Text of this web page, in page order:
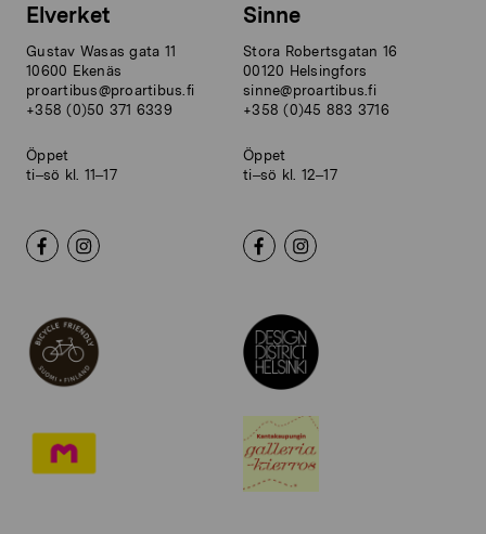
Elverket
Gustav Wasas gata 11
10600 Ekenäs
proartibus@proartibus.fi
+358 (0)50 371 6339
Öppet
ti–sö kl. 11–17
Sinne
Stora Robertsgatan 16
00120 Helsingfors
sinne@proartibus.fi
+358 (0)45 883 3716
Öppet
ti–sö kl. 12–17